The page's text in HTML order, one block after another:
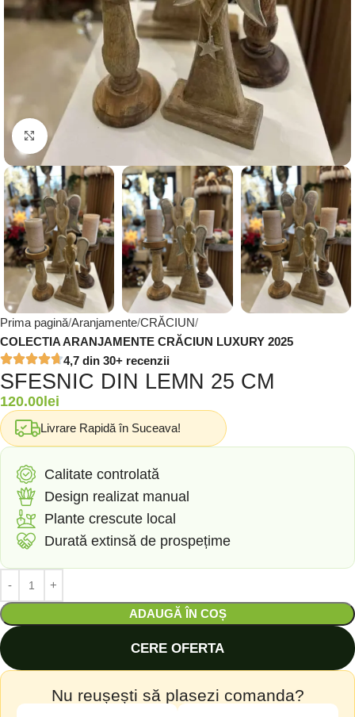
Click to enlarge
Prima pagină Aranjamente CRĂCIUN
COLECTIA ARANJAMENTE CRĂCIUN LUXURY 2025
4,7 din 30+ recenzii
SFESNIC DIN LEMN 25 CM
120.00lei
Livrare Rapidă în Suceava!
Calitate controlată
Design realizat manual
Plante crescute local
Durată extinsă de prospețime
ADAUGĂ ÎN COȘ
CERE OFERTA
Nu reușești să plasezi comanda?